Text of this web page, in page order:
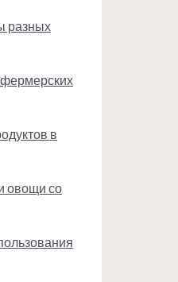
разных
в
овощи со